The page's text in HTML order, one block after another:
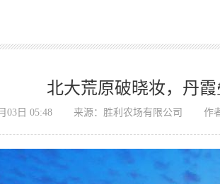
北大荒原破晓妆，丹
03日 05:48 来源：胜利农场有限公司 作